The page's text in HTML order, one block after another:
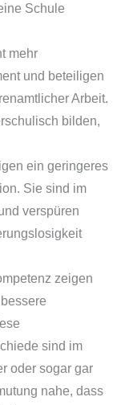
Schule
mehr
und beteiligen
Arbeit.
bilden,
ein geringeres
Sie sind im
verspüren
zeigen
sind im
oder sogar gar
nahe, dass